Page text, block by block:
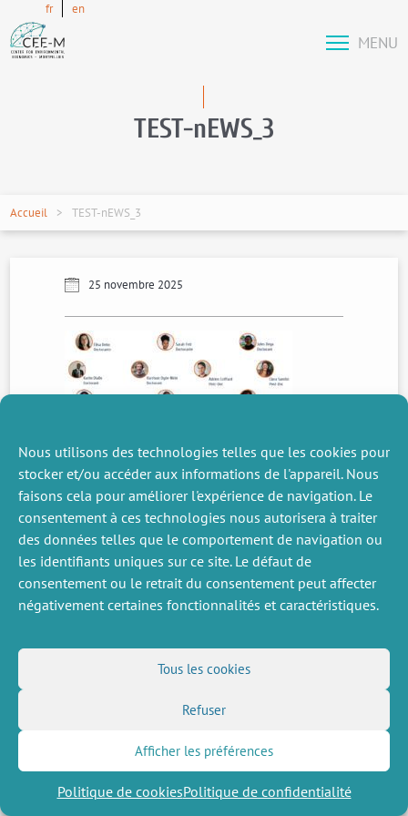
Nous utilisons des technologies telles que les cookies pour
stocker et/ou accéder aux informations de l'appareil. Nous
faisons cela pour améliorer l'expérience de navigation. Le
consentement à ces technologies nous autorisera à traiter
des données telles que le comportement de navigation ou
les identifiants uniques sur ce site. Le défaut de
consentement ou le retrait du consentement peut affecter
négativement certaines fonctionnalités et caractéristiques.
Tous les cookies
Refuser
Afficher les préférences
Politique de cookiesPolitique de confidentialité
fr en
MENU
TEST-nEWS_3
Accueil TEST-nEWS_3
25 novembre 2025
ACTUALITÉS
PRÉCÉDENTE
DIVERS
Offres d’emploi
Job market
NOUS SUIVRE
Flux RSS